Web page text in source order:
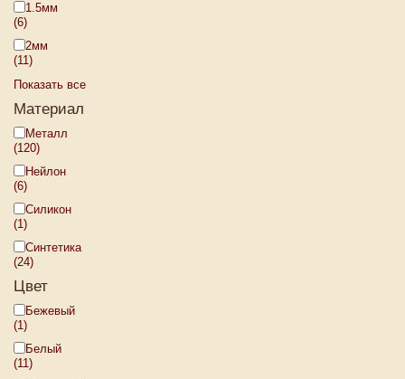
1.5мм
(6)
2мм
(11)
Показать все
Материал
Металл
(120)
Нейлон
(6)
Силикон
(1)
Синтетика
(24)
Цвет
Бежевый
(1)
Белый
(11)